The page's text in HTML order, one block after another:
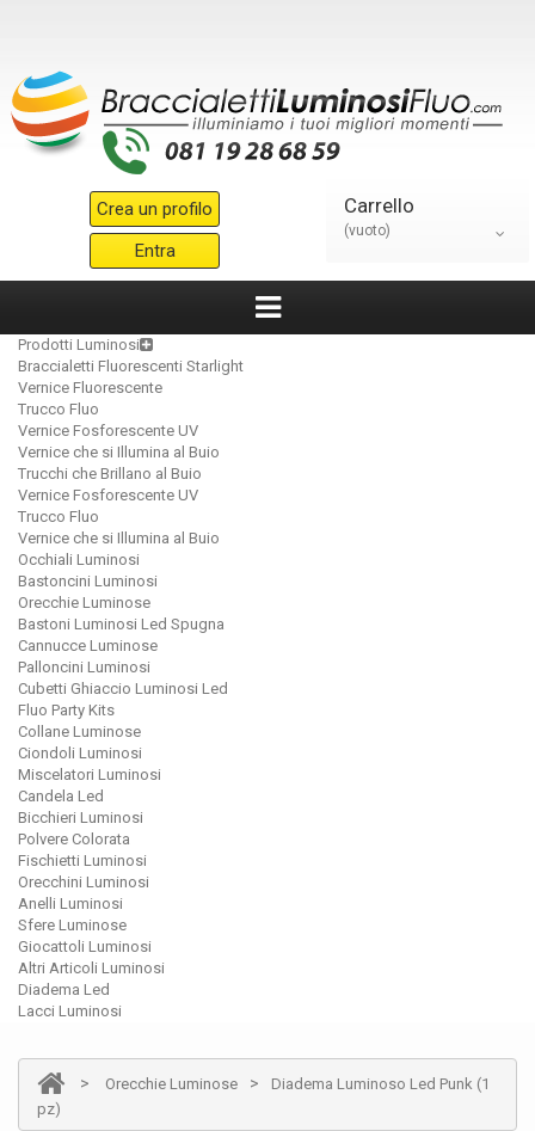
Crea un profilo
Entra
Carrello
(vuoto)
Prodotti Luminosi
Braccialetti Fluorescenti Starlight
Vernice Fluorescente
Trucco Fluo
Vernice Fosforescente UV
Vernice che si Illumina al Buio
Trucchi che Brillano al Buio
Vernice Fosforescente UV
Trucco Fluo
Vernice che si Illumina al Buio
Occhiali Luminosi
Bastoncini Luminosi
Orecchie Luminose
Bastoni Luminosi Led Spugna
Cannucce Luminose
Palloncini Luminosi
Cubetti Ghiaccio Luminosi Led
Fluo Party Kits
Collane Luminose
Ciondoli Luminosi
Miscelatori Luminosi
Candela Led
Bicchieri Luminosi
Polvere Colorata
Fischietti Luminosi
Orecchini Luminosi
Anelli Luminosi
Sfere Luminose
Giocattoli Luminosi
Altri Articoli Luminosi
Diadema Led
Lacci Luminosi
> Orecchie Luminose >
Diadema Luminoso Led Punk (1
pz)